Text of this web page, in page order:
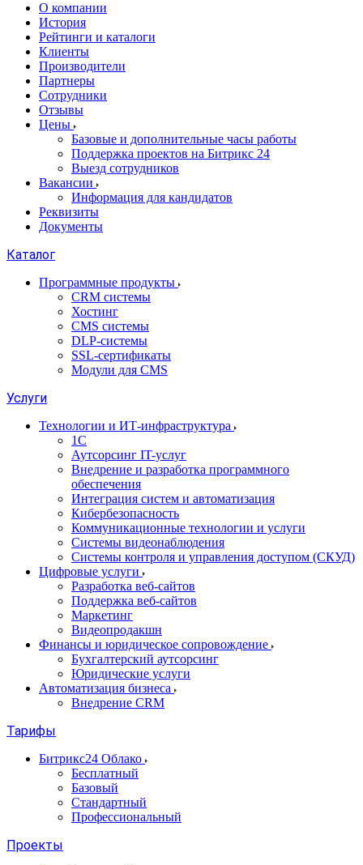
О компании
История
Рейтинги и каталоги
Клиенты
Производители
Партнеры
Сотрудники
Отзывы
Цены
Базовые и дополнительные часы работы
Поддержка проектов на Битрикс 24
Выезд сотрудников
Вакансии
Информация для кандидатов
Реквизиты
Документы
Каталог
Программные продукты
CRM системы
Хостинг
CMS системы
DLP‑системы
SSL-сертификаты
Модули для CMS
Услуги
Технологии и ИТ-инфраструктура
1С
Аутсорсинг IT-услуг
Внедрение и разработка программного
обеспечения
Интеграция систем и автоматизация
Кибербезопасность
Коммуникационные технологии и услуги
Системы видеонаблюдения
Системы контроля и управления доступом (СКУД)
Цифровые услуги
Разработка веб-сайтов
Поддержка веб-сайтов
Маркетинг
Видеопродакшн
Финансы и юридическое сопровождение
Бухгалтерский аутсорсинг
Юридические услуги
Автоматизация бизнеса
Внедрение CRM
Тарифы
Битрикс24 Облако
Бесплатный
Базовый
Стандартный
Профессиональный
Проекты